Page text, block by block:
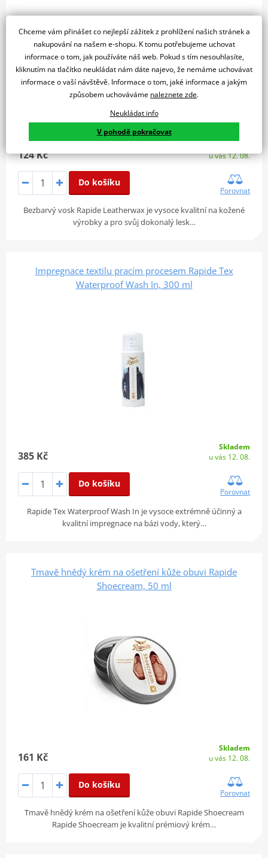
124 Kč
u vás 12. 08.
Do košíku
Porovnat
Bezbarvý vosk Rapide Leatherwax je vysoce kvalitní na kožené
výrobky a pro svůj dokonalý lesk…
Impregnace textilu pracím procesem Rapide Tex
Waterproof Wash In, 300 ml
385 Kč
Skladem
u vás 12. 08.
Do košíku
Porovnat
Rapide Tex Waterproof Wash In je vysoce extrémně účinný a
kvalitní impregnace na bázi vody, který…
Tmavě hnědý krém na ošetření kůže obuvi Rapide
Shoecream, 50 ml
161 Kč
Skladem
u vás 12. 08.
Do košíku
Porovnat
Tmavě hnědý krém na ošetření kůže obuvi Rapide Shoecream
Rapide Shoecream je kvalitní prémiový krém…
Chceme vám přinášet co nejlepší zážitek z prohlížení našich stránek a
nakupování na našem e-shopu. K tomu potřebujeme uchovat
informace o tom, jak používáte náš web. Pokud s tím nesouhlasíte,
kliknutím na tlačítko neukládat nám dáte najevo, že nemáme uchovávat
informace o vaší návštěvě. Informace o tom, jaké informace a jakým
způsobem uchováváme naleznete zde.
Neukládat info
V pohodě pokračovat